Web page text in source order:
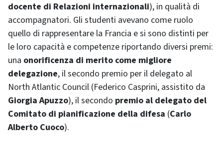
docente di Relazioni internazionali), in qualità di
accompagnatori. Gli studenti avevano come ruolo
quello di rappresentare la Francia e si sono distinti per
le loro capacità e competenze riportando diversi premi:
una onorificenza di merito come migliore
delegazione, il secondo premio per il delegato al
North Atlantic Council (Federico Casprini, assistito da
Giorgia Apuzzo), il secondo premio al delegato del
Comitato di pianificazione della difesa (Carlo
Alberto Cuoco).